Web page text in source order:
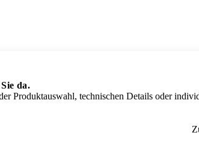
da.
Produktauswahl, technischen Details oder